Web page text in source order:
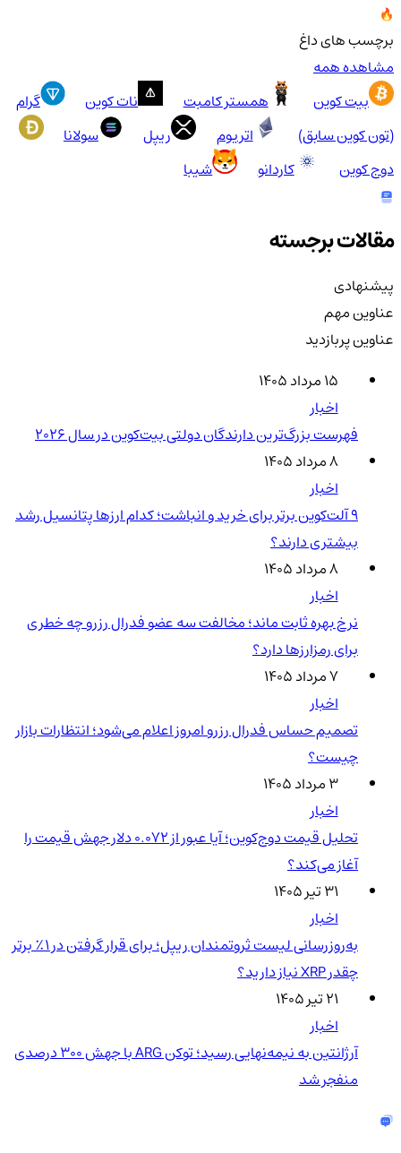
برچسب های داغ
مشاهده همه
بیت کوین
همستر کامبت نات کوین
گرام
(تون کوین سابق)
اتریوم ریپل
سولانا
دوج کوین
کاردانو شیبا
مقالات برجسته
پیشنهادی
عناوین مهم
عناوین پربازدید
۱۵ مرداد ۱۴۰۵
اخبار
فهرست بزرگ‌ترین دارندگان دولتی بیت‌کوین در سال 2026
۸ مرداد ۱۴۰۵
اخبار
۹ آلت‌کوین برتر برای خرید و انباشت؛ کدام ارزها پتانسیل رشد
بیشتری دارند؟
۸ مرداد ۱۴۰۵
اخبار
نرخ بهره ثابت ماند؛ مخالفت سه عضو فدرال رزرو چه خطری
برای رمزارزها دارد؟
۷ مرداد ۱۴۰۵
اخبار
تصمیم حساس فدرال رزرو امروز اعلام می‌شود؛ انتظارات بازار
چیست؟
۳ مرداد ۱۴۰۵
اخبار
تحلیل قیمت دوج‌کوین؛ آیا عبور از ۰.۰۷۲ دلار جهش قیمت را
آغاز می‌کند؟
۳۱ تیر ۱۴۰۵
اخبار
به‌روزرسانی لیست ثروتمندان ریپل؛ برای قرار گرفتن در ۱٪ برتر
چقدر XRP نیاز دارید؟
۲۱ تیر ۱۴۰۵
اخبار
آرژانتین به نیمه‌نهایی رسید؛ توکن ARG با جهش ۳۰۰ درصدی
منفجر شد